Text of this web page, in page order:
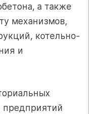
а также
механизмов,
котельно-
и
предприятий